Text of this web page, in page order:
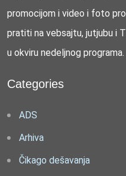
promocijom i video i foto
pratiti na vebsajtu, jutjubu i
u okviru nedeljnog programa.
Categories
ADS
Arhiva
Čikago dešavanja